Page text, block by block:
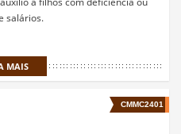
salários.
MAIS
CMMC2401